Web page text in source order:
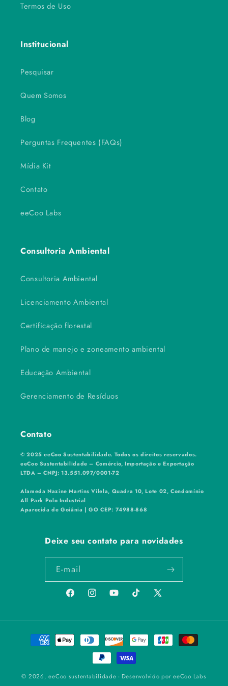
Termos de Uso
Institucional
Pesquisar
Quem Somos
Blog
Perguntas Frequentes (FAQs)
Mídia Kit
Contato
eeCoo Labs
Consultoria Ambiental
Consultoria Ambiental
Licenciamento Ambiental
Certificação florestal
Plano de manejo e zoneamento ambiental
Educação Ambiental
Gerenciamento de Resíduos
Contato
© 2025 eeCoo Sustentabilidade. Todos os direitos reservados.
eeCoo Sustentabilidade – Comércio, Importação e Exportação
LTDA – CNPJ: 13.551.097/0001-72
Alameda Nazine Martins Vilela, Quadra 10, Lote 02, Condomínio
All Park Polo Industrial
Aparecida de Goiânia | GO CEP: 74988-868
Deixe seu contato para novidades
E-mail
FacebookInstagramYouTubeTikTok
X
Formas
© 2026,eeCoo sustentabilidade - Desenvolvido por eeCoo Labs